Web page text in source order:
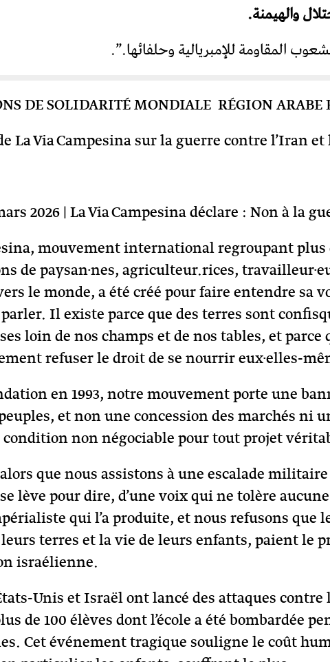
والهيمنة.
المقاومة للإمبريالية وحلفائها.”.
DE SOLIDARITÉ MONDIALE RÉGION ARABE
La Via Campesina sur la guerre contre l’Iran
2026 | La Via Campesina déclare : Non à la
mouvement international regroupant
de paysan·nes, agriculteur.rices,
le monde, a été créé pour faire entendre sa
Il existe parce que des terres sont
loin de nos champs et de nos tables, et
refuser le droit de se nourrir eux·elles-
en 1993, notre mouvement porte une
et non une concession des marchés ni
non négociable pour tout projet
que nous assistons à une escalade
lève pour dire, d’une voix qui ne tolère
qui l’a produite, et nous refusons que
terres et la vie de leurs enfants, paient le
israélienne.
Unis et Israël ont lancé des attaques
de 100 élèves dont l’école a été bombardée
Cet événement tragique souligne le coût